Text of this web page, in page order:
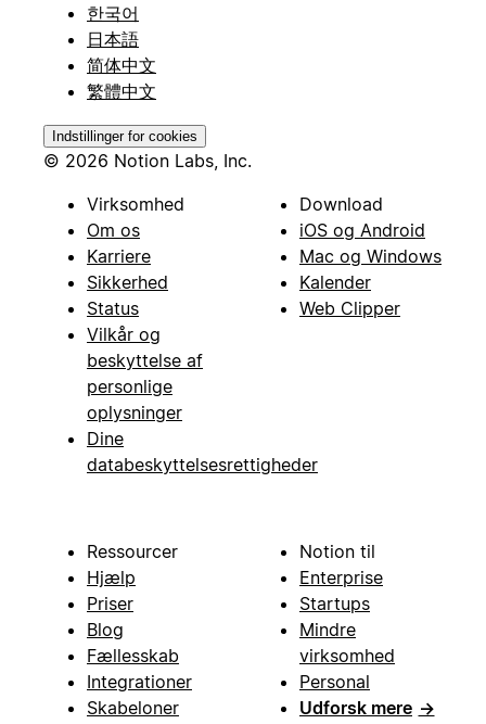
한국어
日本語
简体中文
繁體中文
Indstillinger for cookies
© 2026 Notion Labs, Inc.
Virksomhed
Om os
Karriere
Sikkerhed
Status
Vilkår og
beskyttelse af
personlige
oplysninger
Dine
databeskyttelsesrettigheder
Download
iOS og Android
Mac og Windows
Kalender
Web Clipper
Ressourcer
Hjælp
Priser
Blog
Fællesskab
Integrationer
Skabeloner
Notion til
Enterprise
Startups
Mindre
virksomhed
Personal
Udforsk mere →